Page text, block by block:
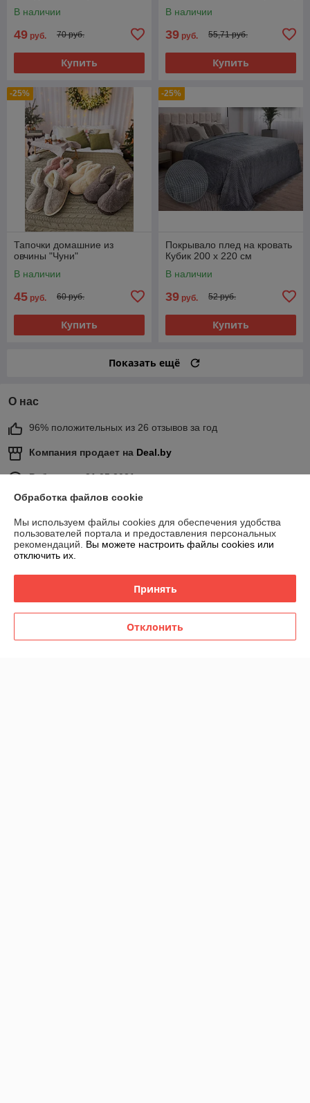
В наличии
49 руб. 70 руб.
Купить
В наличии
39 руб. 55,71 руб.
Купить
-25%
Тапочки домашние из
овчины "Чуни"
В наличии
45 руб. 60 руб.
Купить
-25%
Покрывало плед на кровать
Кубик 200 х 220 см
В наличии
39 руб. 52 руб.
Купить
Показать ещё
О нас
96% положительных из 26 отзывов за год
Компания продает на Deal.by
Работает с 31.05.2021
г. Минск
Контакты
Показать весь график работы
Обработка файлов cookie
Мы используем файлы cookies для обеспечения удобства
пользователей портала и предоставления персональных
рекомендаций. Вы можете настроить файлы cookies или
отключить их.
Принять
Отклонить